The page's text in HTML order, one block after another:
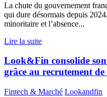
La chute du gouvernement
qui dure désormais depuis
minoritaire et l’absence...
Lire la suite
Look&Fin consolide
grâce au recrutement
Fintech & Marché Lookandfin